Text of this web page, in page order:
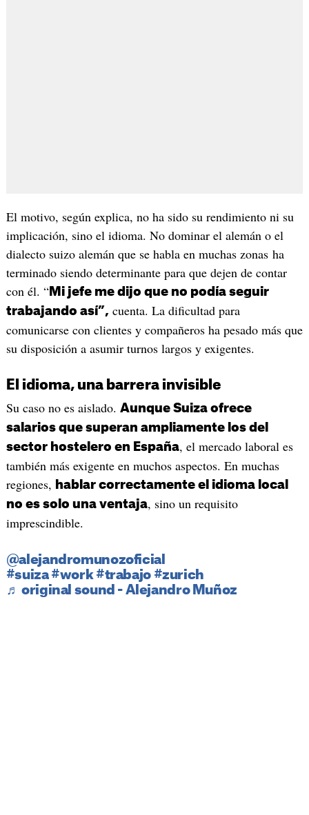
El motivo, según explica, no ha sido su rendimiento ni su
implicación, sino el idioma. No dominar el alemán o el
dialecto suizo alemán que se habla en muchas zonas ha
terminado siendo determinante para que dejen de contar
con él. “Mi jefe me dijo que no podía seguir
trabajando así”, cuenta. La dificultad para
comunicarse con clientes y compañeros ha pesado más que
su disposición a asumir turnos largos y exigentes.
El idioma, una barrera invisible
Su caso no es aislado. Aunque Suiza ofrece
salarios que superan ampliamente los del
sector hostelero en España, el mercado laboral es
también más exigente en muchos aspectos. En muchas
regiones,
hablar correctamente el idioma local
no es solo una ventaja, sino un requisito
imprescindible.
@alejandromunozoficial
#suiza #work #trabajo #zurich
♬ original sound - Alejandro Muñoz